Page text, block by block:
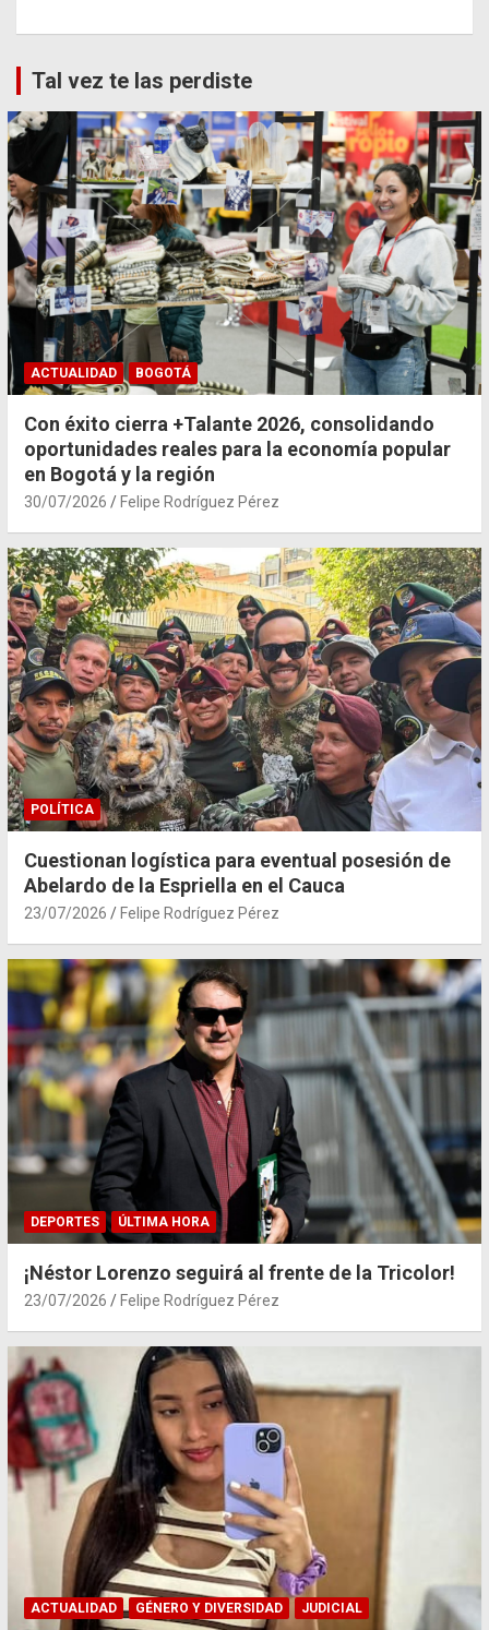
Tal vez te las perdiste
ACTUALIDAD BOGOTÁ
Con éxito cierra +Talante 2026, consolidando
oportunidades reales para la economía popular
en Bogotá y la región
30/07/2026 Felipe Rodríguez Pérez
POLÍTICA
Cuestionan logística para eventual posesión de
Abelardo de la Espriella en el Cauca
23/07/2026 Felipe Rodríguez Pérez
DEPORTES ÚLTIMA HORA
¡Néstor Lorenzo seguirá al frente de la Tricolor!
23/07/2026 Felipe Rodríguez Pérez
ACTUALIDAD GÉNERO Y DIVERSIDAD JUDICIAL